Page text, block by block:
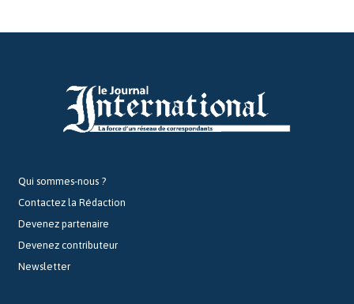
Qui sommes-nous ?
Contactez la Rédaction
Devenez partenaire
Devenez contributeur
Newsletter